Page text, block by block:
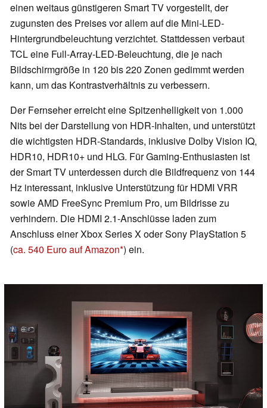
einen weitaus günstigeren Smart TV vorgestellt, der
zugunsten des Preises vor allem auf die Mini-LED-
Hintergrundbeleuchtung verzichtet. Stattdessen verbaut
TCL eine Full-Array-LED-Beleuchtung, die je nach
Bildschirmgröße in 120 bis 220 Zonen gedimmt werden
kann, um das Kontrastverhältnis zu verbessern.
Der Fernseher erreicht eine Spitzenhelligkeit von 1.000
Nits bei der Darstellung von HDR-Inhalten, und unterstützt
die wichtigsten HDR-Standards, inklusive Dolby Vision IQ,
HDR10, HDR10+ und HLG. Für Gaming-Enthusiasten ist
der Smart TV unterdessen durch die Bildfrequenz von 144
Hz interessant, inklusive Unterstützung für HDMI VRR
sowie AMD FreeSync Premium Pro, um Bildrisse zu
verhindern. Die HDMI 2.1-Anschlüsse laden zum
Anschluss einer Xbox Series X oder Sony PlayStation 5
(ca. 540 Euro auf Amazon ) ein.